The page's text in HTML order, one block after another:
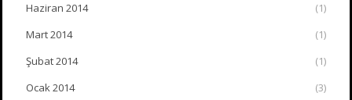
Haziran 2014
(1)
Mart 2014
(1)
Şubat 2014
(1)
Ocak 2014
(3)